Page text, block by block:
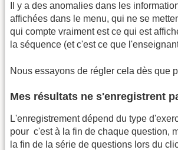
Il y a des anomalies dans les
affichées dans le menu, qui ne se
qui compte vraiment est ce qui est
la séquence (et c'est ce que
Nous essayons de régler cela dès que
Mes résultats ne s'enregistrent
L'enregistrement dépend du type
pour c'est à la fin de chaque question,
la fin de la série de questions lors du